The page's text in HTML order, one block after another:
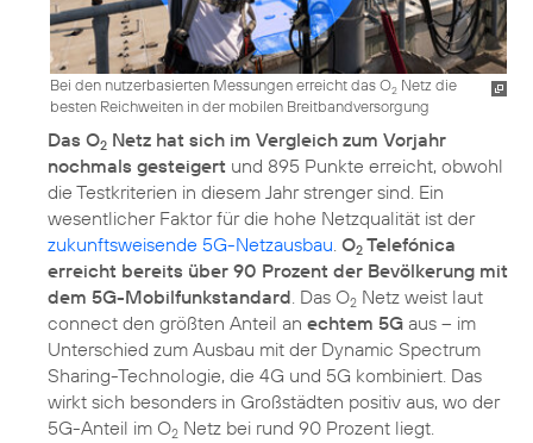
Bei den nutzerbasierten Messungen erreicht das O2 Netz die
besten Reichweiten in der mobilen Breitbandversorgung
Das O2 Netz hat sich im Vergleich zum Vorjahr
nochmals gesteigert und 895 Punkte erreicht, obwohl
die Testkriterien in diesem Jahr strenger sind. Ein
wesentlicher Faktor für die hohe Netzqualität ist der
zukunftsweisende 5G-Netzausbau O2 Telefónica
erreicht bereits über 90 Prozent der Bevölkerung mit
dem 5G-Mobilfunkstandard . Das O2 Netz weist laut
connect den größten Anteil an echtem 5G aus – im
Unterschied zum Ausbau mit der Dynamic Spectrum
Sharing-Technologie, die 4G und 5G kombiniert. Das
wirkt sich besonders in Großstädten positiv aus, wo der
5G-Anteil im O2 Netz bei rund 90 Prozent liegt.